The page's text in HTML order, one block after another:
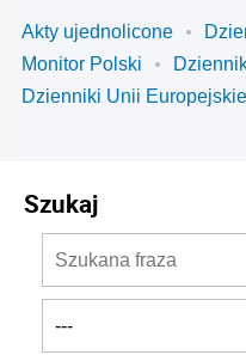
Akty ujednolicone
Monitor Polski
Dzienniki Unii
Szukaj